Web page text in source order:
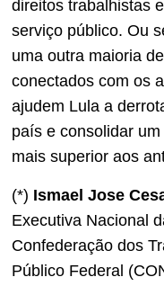
direitos trabalhistas
serviço público. Ou
uma outra maioria
conectados com os
ajudem Lula a
país e consolidar
mais superior aos
(*) Ismael Jose
Executiva Nacional
Confederação dos
Público Federal